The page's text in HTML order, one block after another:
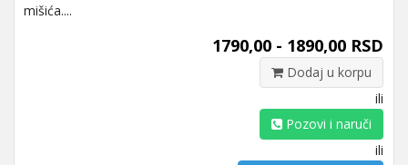
mišića....
1790,00 - 1890,00 RSD
Dodaj u korpu
ili
Pozovi i naruči
ili